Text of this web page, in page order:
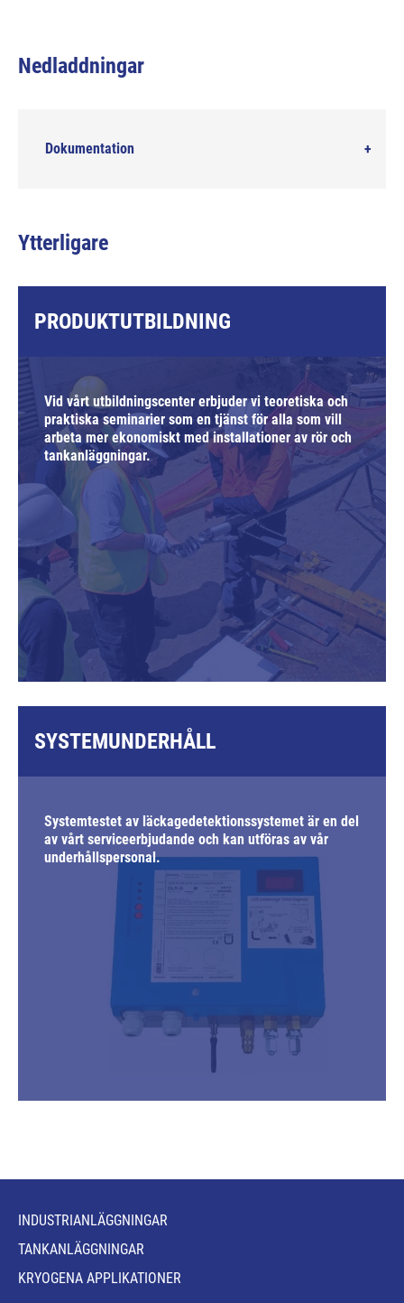
Nedladdningar
Dokumentation
Ytterligare
PRODUKTUTBILDNING
Vid vårt utbildningscenter erbjuder vi teoretiska och
praktiska seminarier som en tjänst för alla som vill
arbeta mer ekonomiskt med installationer av rör och
tankanläggningar.
SYSTEMUNDERHÅLL
Systemtestet av läckagedetektionssystemet är en del
av vårt serviceerbjudande och kan utföras av vår
underhållspersonal.
INDUSTRIANLÄGGNINGAR
TANKANLÄGGNINGAR
KRYOGENA APPLIKATIONER